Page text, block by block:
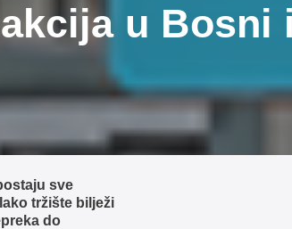
u Bosni i
sve
tržište bilježi
do